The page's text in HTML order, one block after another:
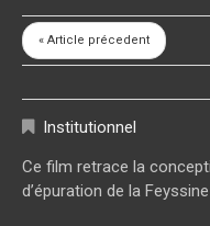
« Article précedent
Institutionnel
Ce film retrace la
d’épuration de la